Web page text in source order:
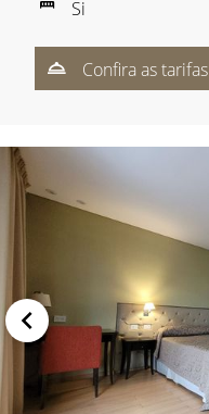
Si
Confira as tarifas